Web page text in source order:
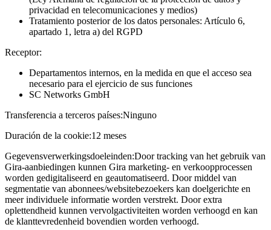
privacidad en telecomunicaciones y medios)
Tratamiento posterior de los datos personales: Artículo 6,
apartado 1, letra a) del RGPD
Receptor:
Departamentos internos, en la medida en que el acceso sea
necesario para el ejercicio de sus funciones
SC Networks GmbH
Transferencia a terceros países:Ninguno
Duración de la cookie:12 meses
Gegevensverwerkingsdoeleinden:Door tracking van het gebruik van
Gira-aanbiedingen kunnen Gira marketing- en verkoopprocessen
worden gedigitaliseerd en geautomatiseerd. Door middel van
segmentatie van abonnees/websitebezoekers kan doelgerichte en
meer individuele informatie worden verstrekt. Door extra
oplettendheid kunnen vervolgactiviteiten worden verhoogd en kan
de klanttevredenheid bovendien worden verhoogd.